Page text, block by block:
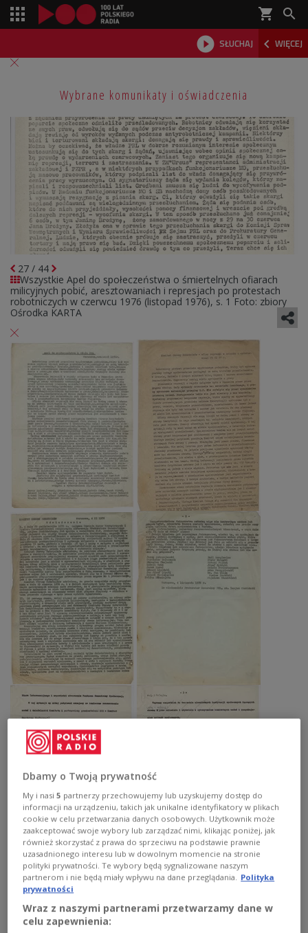
shopping_cart 
 SŁUCHAJ  WIĘCEJ

Wybrane komunikaty i oświadczenia
27 / 44
Wszystkie Apel do społeczeństwa o śmiertelnych ofiarach
milicyjnych pobić, aresztowaniach i represjach po protestach
robotniczych w czerwcu 1976 (listopad 1976), s. 1 Foto: zbiory
Ośrodka KARTA
Dbamy o Twoją prywatność
My i nasi5 partnerzy przechowujemy lub uzyskujemy dostęp do
informacji na urządzeniu, takich jak unikalne identyfikatory w plikach
cookie w celu przetwarzania danych osobowych. Użytkownik może
zaakceptować swoje wybory lub zarządzać nimi, klikając poniżej, jak
również skorzystać z prawa do sprzeciwu na podstawie prawnie
uzasadnionego interesu lub w dowolnym momencie na stronie
polityki prywatności. Te wybory będą sygnalizowane naszym
partnerom i nie będą miały wpływu na dane przeglądania.
Polityka
prywatności
Wraz z naszymi partnerami przetwarzamy dane w
celu zapewnienia: